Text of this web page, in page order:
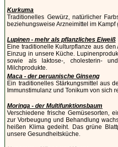
Kurkuma
Traditionelles Gewürz, natürlicher
beziehungsweise Arzneimittel im Kampf
Lupinen - mehr als pflanzliches Eiweiß
Eine traditionelle Kulturpflanze aus
Einzug in unsere Küche.
sowie als laktose-, cholesterin-
Milchprodukte.
Maca - der peruanische Ginseng
Ein traditionelles Stärkungsmittel aus
Immunstimulanz und Tonikum von sich
Moringa - der Multifunktionsbaum
Verschiedene frische Gemüsesorten,
zur Vorbeugung und Behandlung
heißen Klima gedeiht. Das grüne
unsere Gesundheitsküche.